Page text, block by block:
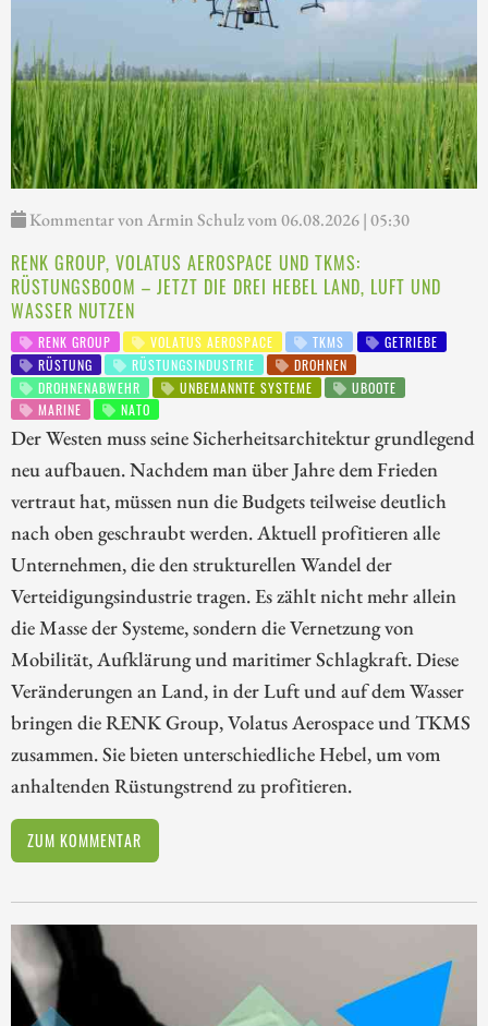
Kommentar von Armin Schulz vom 06.08.2026 | 05:30
RENK GROUP, VOLATUS AEROSPACE UND TKMS:
RÜSTUNGSBOOM – JETZT DIE DREI HEBEL LAND, LUFT UND
WASSER NUTZEN
RENK GROUP VOLATUS AEROSPACE TKMS
GETRIEBE
RÜSTUNG
RÜSTUNGSINDUSTRIE
DROHNEN
DROHNENABWEHR
UNBEMANNTE SYSTEME
UBOOTE
MARINE
NATO
Der Westen muss seine Sicherheitsarchitektur grundlegend
neu aufbauen. Nachdem man über Jahre dem Frieden
vertraut hat, müssen nun die Budgets teilweise deutlich
nach oben geschraubt werden. Aktuell profitieren alle
Unternehmen, die den strukturellen Wandel der
Verteidigungsindustrie tragen. Es zählt nicht mehr allein
die Masse der Systeme, sondern die Vernetzung von
Mobilität, Aufklärung und maritimer Schlagkraft. Diese
Veränderungen an Land, in der Luft und auf dem Wasser
bringen die RENK Group, Volatus Aerospace und TKMS
zusammen. Sie bieten unterschiedliche Hebel, um vom
anhaltenden Rüstungstrend zu profitieren.
ZUM KOMMENTAR